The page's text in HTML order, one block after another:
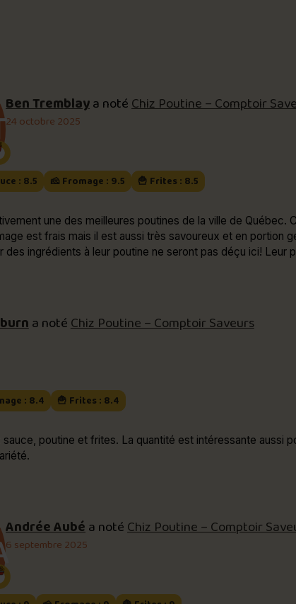
Ben Tremblaya notéChiz Poutine – Comptoir
24 octobre 2025
: 8.5 🧀 Fromage : 9.5 🍟 Frites : 8.5
une des meilleures poutines de la ville de Québec.
est frais mais il est aussi très savoureux et en portion
des ingrédients à leur poutine ne seront pas déçu ici! Leur
a notéChiz Poutine – Comptoir Saveurs
: 8.4 🍟 Frites : 8.4
La quantité est intéressante aussi pour le prix.
Andrée Aubéa notéChiz Poutine – Comptoir
6 septembre 2025